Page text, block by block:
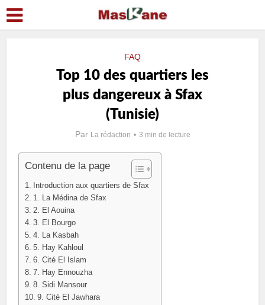
FAQ
Top 10 des quartiers les
plus dangereux à Sfax
(Tunisie)
Par La rédaction 3 min de lecture
Contenu de la page
Introduction aux quartiers de Sfax
1. La Médina de Sfax
2. El Aouina
3. El Bourgo
4. La Kasbah
5. Hay Kahloul
6. Cité El Islam
7. Hay Ennouzha
8. Sidi Mansour
9. Cité El Jawhara